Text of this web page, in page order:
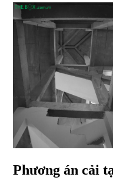
Phương án cải